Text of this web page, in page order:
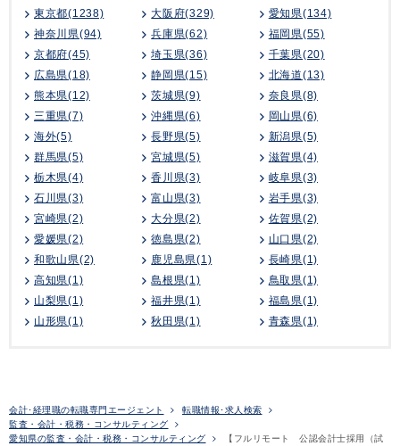
東京都(1238) 大阪府(329)
愛知県(134)
神奈川県(94)
兵庫県(62)
福岡県(55)
京都府(45)
埼玉県(36)
千葉県(20)
広島県(18)
静岡県(15)
北海道(13)
熊本県(12)
茨城県(9)
奈良県(8)
三重県(7)
沖縄県(6)
岡山県(6)
海外(5)
長野県(5)
新潟県(5)
群馬県(5)
宮城県(5)
滋賀県(4)
栃木県(4)
香川県(3)
岐阜県(3)
石川県(3)
富山県(3)
岩手県(3)
宮崎県(2)
大分県(2)
佐賀県(2)
愛媛県(2)
徳島県(2)
山口県(2)
和歌山県(2)
鹿児島県(1)
長崎県(1)
高知県(1)
島根県(1)
鳥取県(1)
山梨県(1)
福井県(1)
福島県(1)
山形県(1)
秋田県(1) 青森県(1)
会計･経理職の転職専門エージェント
転職情報･求人検索
監査・会計・税務・コンサルティング
愛知県の監査・会計・税務・コンサルティング
【フルリモート 公認会計士採用（試